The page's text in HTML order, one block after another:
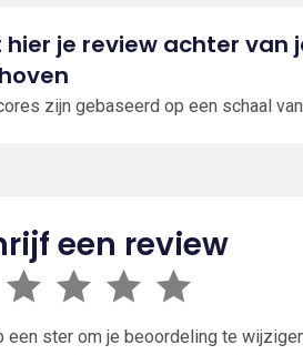
hier je review achter van
zijn gebaseerd op een schaal
een review
een ster om je beoordeling te